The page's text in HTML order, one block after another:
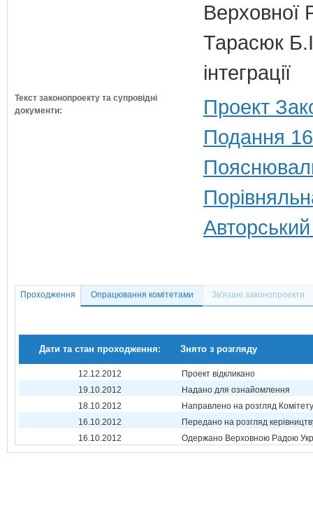
Верховної
Тарасюк
інтеграції
Текст законопроекту та супровідні
документи:
Проект
Подання
Проходження Опрацювання комітетами Зв'язані законопроекти
Дати та стан проходження: Знято з розгляду
12.12.2012
Проект відкликано
19.10.2012
Надано для ознайомлення
18.10.2012
Направлено на розгляд Комітету
16.10.2012
Передано на розгляд
16.10.2012
Одержано Верховною Радою